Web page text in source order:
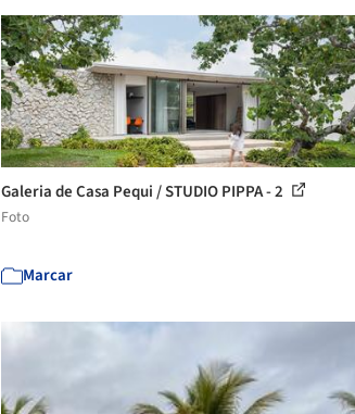
Galeria de Casa Pequi / STUDIO PIPPA - 2
Foto
Marcar